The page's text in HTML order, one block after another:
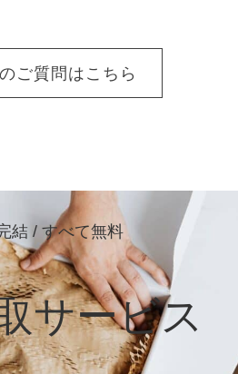
ご質問はこちら
結 / すべて無料
サービス